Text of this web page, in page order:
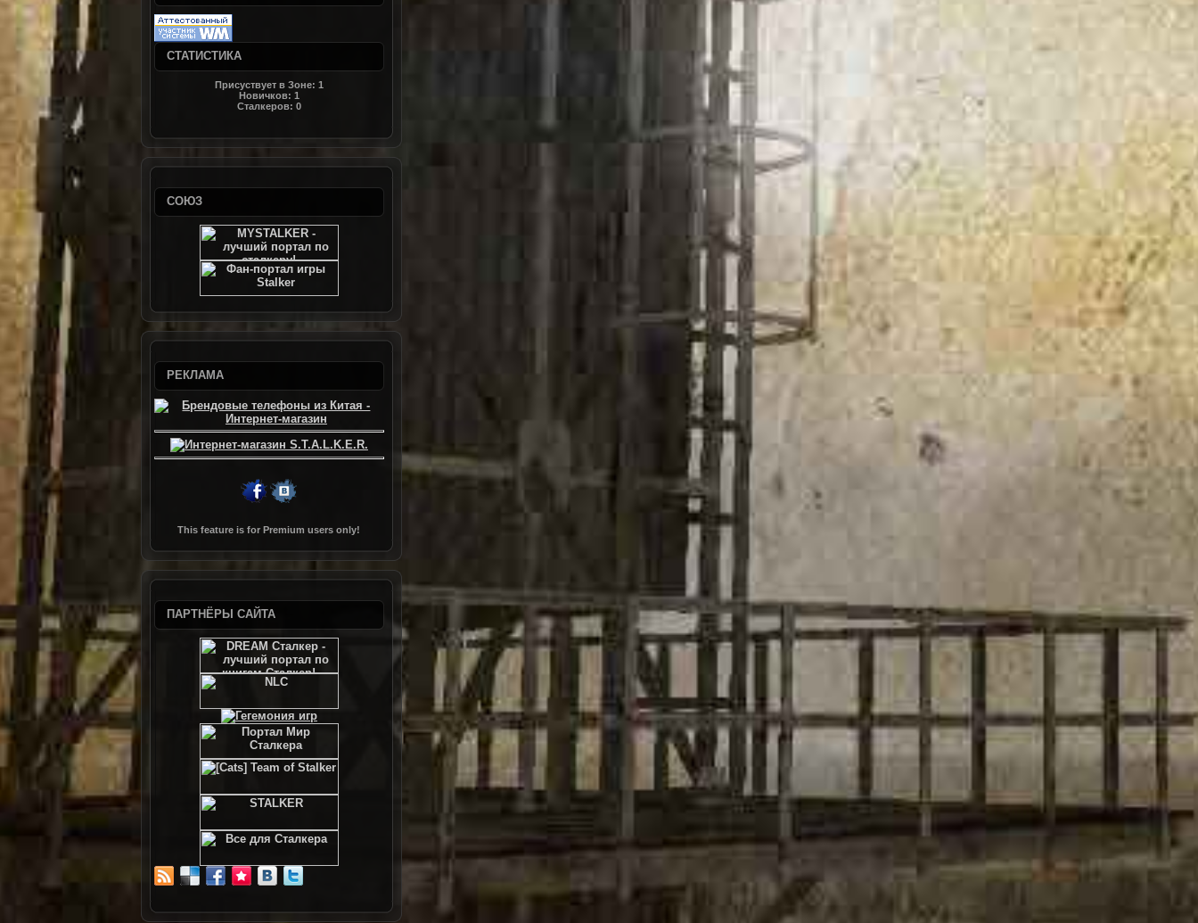
СТАТИСТИКА
Присуствует в Зоне: 1
Новичков: 1
Сталкеров: 0
СОЮЗ
РЕКЛАМА
This feature is for Premium users only!
ПАРТНЁРЫ САЙТА